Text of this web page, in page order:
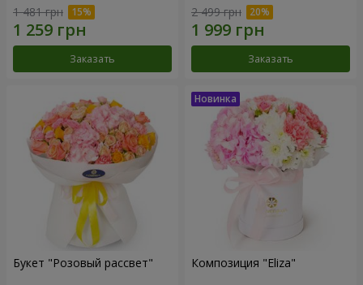
1 481 грн
Заказать
2 499 грн
Заказать
Букет "Розовый рассвет" Композиция "Eliza"